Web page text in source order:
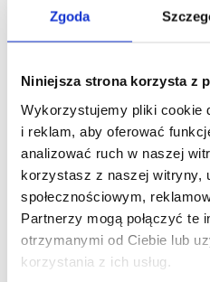
Zgoda
Niniejsza strona korzysta z
Wykorzystujemy pliki cookie
i reklam, aby oferować
analizować ruch w naszej
korzystasz z naszej witryny,
społecznościowym,
Partnerzy mogą połączyć te
otrzymanymi od Ciebie lub
korzystania z ich usług.
elektronicznych
konsekwencji pozyskanie
dotyczących użytkownika,
nieuprawnione kopiowanie i
MyTrendyPhone oświadcza, iż
informacji między przeglądarką
serwerem internetowym (sklep).
podawane w momencie płacenia
podczas przesyłania danych z
MyTrendyPhone.
powszechnie stosowaną formą
zakupów i jest uważany